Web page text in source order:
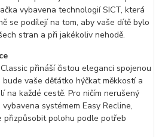
vybavena technologií SICT, která
se podílejí na tom, aby vaše dítě bylo
stran a při jakékoliv nehodě.
přináší čistou eleganci spojenou
vaše děťátko hýčkat měkkostí a
na každé cestě. Pro ničím nerušený
systémem Easy Recline,
přizpůsobit polohu podle potřeb